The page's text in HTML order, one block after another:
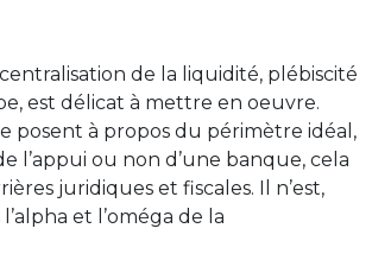
de la liquidité, plébiscité
est délicat à mettre en oeuvre.
posent à propos du périmètre idéal,
l’appui ou non d’une banque, cela
juridiques et fiscales. Il n’est,
et l’oméga de la